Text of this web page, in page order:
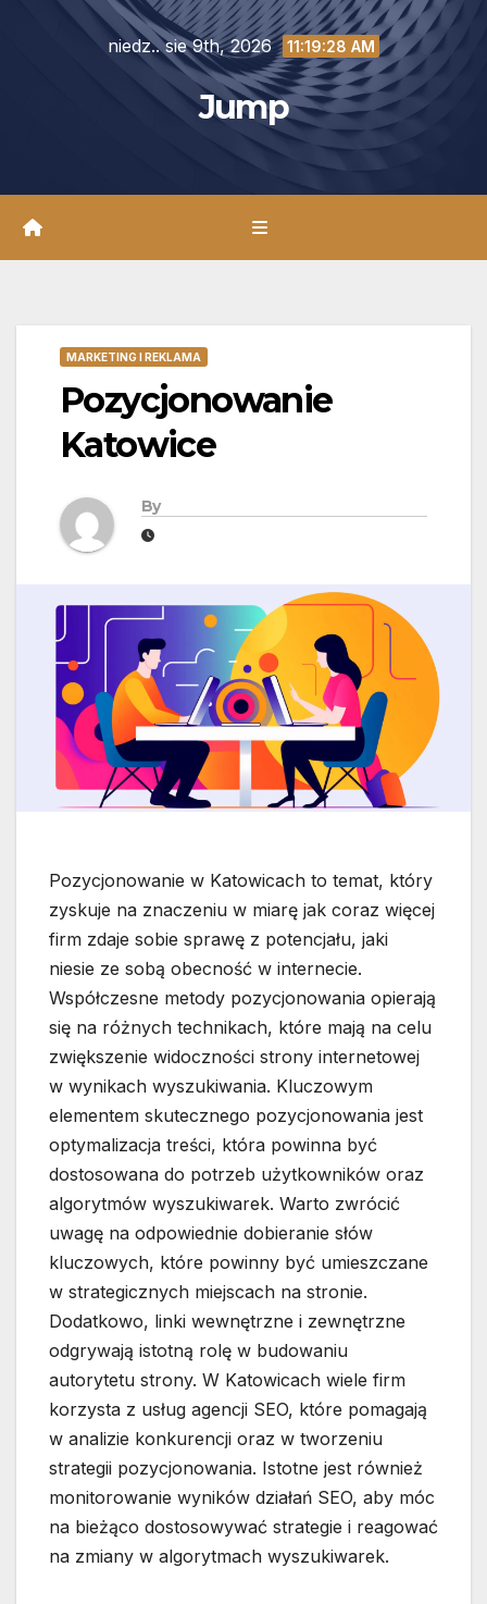
niedz.. sie 9th, 2026 11:19:30 AM
Jump
MARKETING I REKLAMA
Pozycjonowanie
Katowice
By
Pozycjonowanie w Katowicach to temat, który
zyskuje na znaczeniu w miarę jak coraz więcej
firm zdaje sobie sprawę z potencjału, jaki
niesie ze sobą obecność w internecie.
Współczesne metody pozycjonowania opierają
się na różnych technikach, które mają na celu
zwiększenie widoczności strony internetowej
w wynikach wyszukiwania. Kluczowym
elementem skutecznego pozycjonowania jest
optymalizacja treści, która powinna być
dostosowana do potrzeb użytkowników oraz
algorytmów wyszukiwarek. Warto zwrócić
uwagę na odpowiednie dobieranie słów
kluczowych, które powinny być umieszczane
w strategicznych miejscach na stronie.
Dodatkowo, linki wewnętrzne i zewnętrzne
odgrywają istotną rolę w budowaniu
autorytetu strony. W Katowicach wiele firm
korzysta z usług agencji SEO, które pomagają
w analizie konkurencji oraz w tworzeniu
strategii pozycjonowania. Istotne jest również
monitorowanie wyników działań SEO, aby móc
na bieżąco dostosowywać strategie i reagować
na zmiany w algorytmach wyszukiwarek.